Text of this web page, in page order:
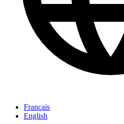
Français
English